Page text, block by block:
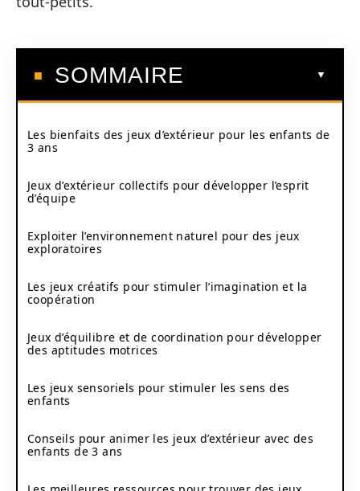
SOMMAIRE
Les bienfaits des jeux d’extérieur pour les enfants de
3 ans
Jeux d’extérieur collectifs pour développer l’esprit
d’équipe
Exploiter l’environnement naturel pour des jeux
exploratoires
Les jeux créatifs pour stimuler l’imagination et la
coopération
Jeux d’équilibre et de coordination pour développer
des aptitudes motrices
Les jeux sensoriels pour stimuler les sens des
enfants
Conseils pour animer les jeux d’extérieur avec des
enfants de 3 ans